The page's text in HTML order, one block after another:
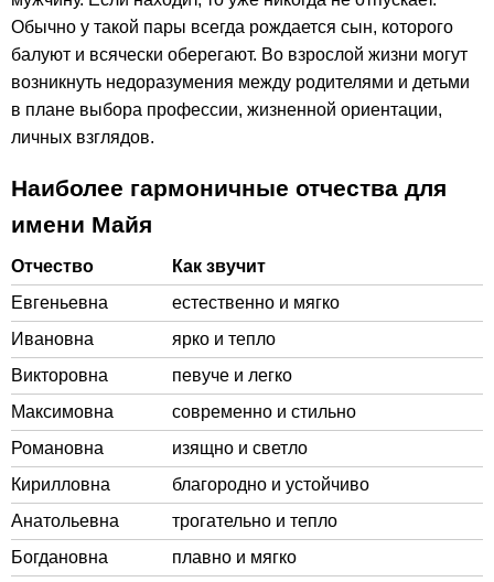
Обычно у такой пары всегда рождается сын, которого
балуют и всячески оберегают. Во взрослой жизни могут
возникнуть недоразумения между родителями и детьми
в плане выбора профессии, жизненной ориентации,
личных взглядов.
Наиболее гармоничные отчества для
имени Майя
Отчество
Как звучит
Евгеньевна
естественно и мягко
Ивановна
ярко и тепло
Викторовна
певуче и легко
Максимовна
современно и стильно
Романовна
изящно и светло
Кирилловна
благородно и устойчиво
Анатольевна
трогательно и тепло
Богдановна
плавно и мягко